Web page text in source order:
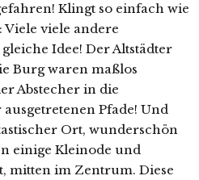
Klingt so einfach wie
Viele viele andere
Idee! Der Altstädter
Burg waren maßlos
Abstecher in die
Pfade! Und
Ort, wunderschön
einige Kleinode und
mitten im Zentrum. Diese